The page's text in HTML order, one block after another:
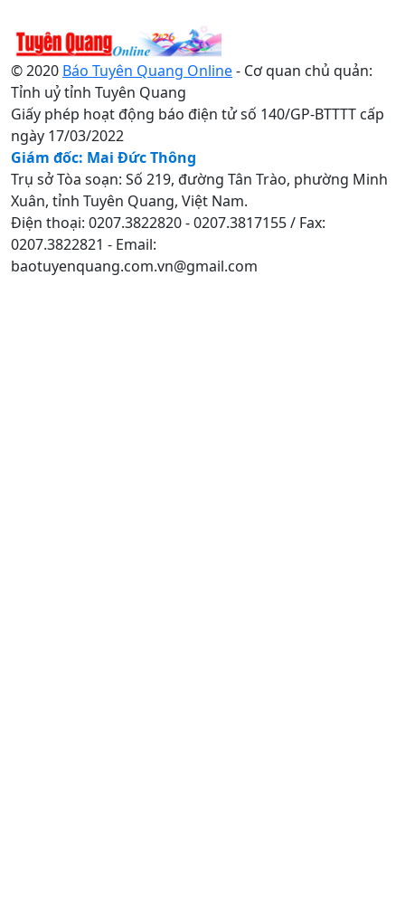
© 2020 Báo Tuyên Quang Online- Cơ quan chủ quản:
Tỉnh uỷ tỉnh Tuyên Quang
Giấy phép hoạt động báo điện tử số 140/GP-BTTTT cấp
ngày 17/03/2022
Giám đốc: Mai Đức Thông
Trụ sở Tòa soạn: Số 219, đường Tân Trào, phường Minh
Xuân, tỉnh Tuyên Quang, Việt Nam.
Điện thoại: 0207.3822820 - 0207.3817155 / Fax:
0207.3822821 - Email:
baotuyenquang.com.vn@gmail.com